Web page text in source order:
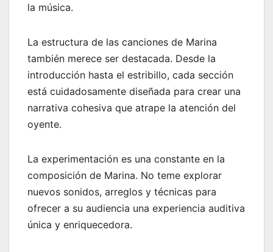
la música.
La estructura de las canciones de Marina
también merece ser destacada. Desde la
introducción hasta el estribillo, cada sección
está cuidadosamente diseñada para crear una
narrativa cohesiva que atrape la atención del
oyente.
La experimentación es una constante en la
composición de Marina. No teme explorar
nuevos sonidos, arreglos y técnicas para
ofrecer a su audiencia una experiencia auditiva
única y enriquecedora.